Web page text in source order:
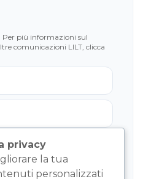
Per più informazioni sul
comunicazioni LILT, clicca
acconsento a ricevere
privacy
la tua
personalizzati